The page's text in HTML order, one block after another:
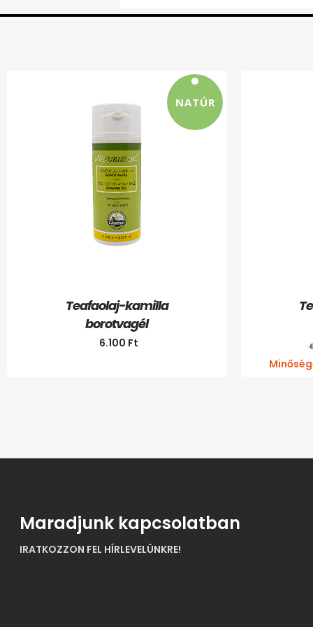
NATÚR
Teafaolaj-kamilla
borotvagél
6.100 Ft
Maradjunk kapcsolatban
IRATKOZZON FEL HÍRLEVELÜNKRE!